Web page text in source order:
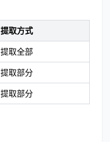
提取方式
提取全部
提取部分
提取部分